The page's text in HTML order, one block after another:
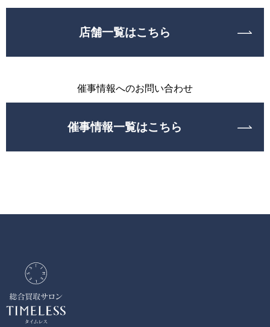
店舗一覧はこちら
催事情報へのお問い合わせ
催事情報一覧はこちら